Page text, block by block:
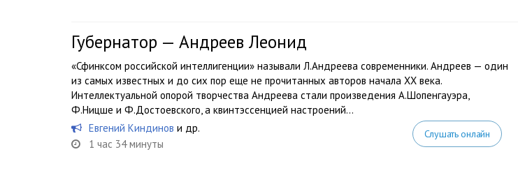
Губернатор — Андреев Леонид
«Сфинксом российской интеллигенции» называли Л.Андреева современники. Андреев — один
из самых известных и до сих пор еще не прочитанных авторов начала XX века.
Интеллектуальной опорой творчества Андреева стали произведения А.Шопенгауэра,
Ф.Ницше и Ф.Достоевского, а квинтэссенцией настроений...
Евгений Киндинов и др.
1 час 34 минуты
Слушать онлайн